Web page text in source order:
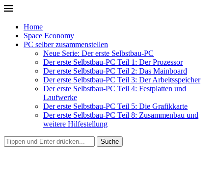
Home
Space Economy
PC selber zusammenstellen
Neue Serie: Der erste Selbstbau-PC
Der erste Selbstbau-PC Teil 1: Der Prozessor
Der erste Selbstbau-PC Teil 2: Das Mainboard
Der erste Selbstbau-PC Teil 3: Der Arbeitsspeicher
Der erste Selbstbau-PC Teil 4: Festplatten und
Laufwerke
Der erste Selbstbau-PC Teil 5: Die Grafikkarte
Der erste Selbstbau-PC Teil 8: Zusammenbau und
weitere Hilfestellung
Suche